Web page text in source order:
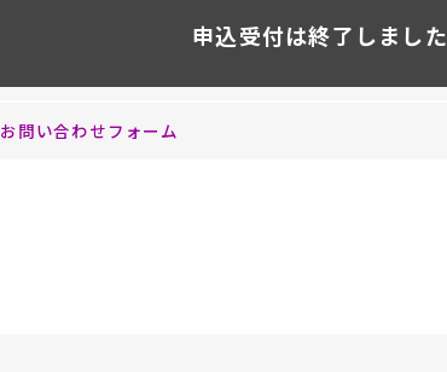
申込受付は終了しました
お問い合わせフォーム